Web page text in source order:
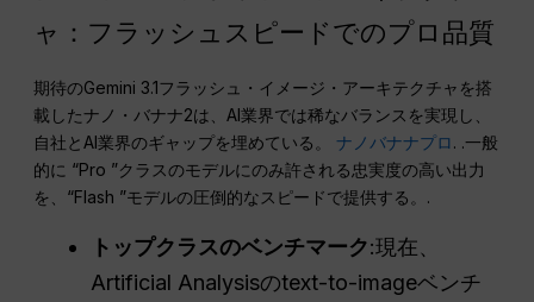
ャ：フラッシュスピードでのプロ品質
期待のGemini 3.1フラッシュ・イメージ・アーキテクチャを搭
載したナノ・バナナ2は、AI業界では稀なバランスを実現し、
自社とAI業界のギャップを埋めている。ナノバナナプロ. .一般
的に “Pro ”クラスのモデルにのみ許される忠実度の高い出力
を、“Flash ”モデルの圧倒的なスピードで提供する。.
トップクラスのベンチマーク:現在、
Artificial Analysisのtext-to-imageベンチ